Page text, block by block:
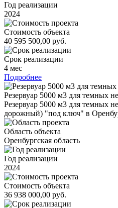
Год реализации
2024
Стоимость объекта
40 595 500,00 руб.
Срок реализации
4 мес
Подробнее
Резервуар 5000 м3 для темных
Резервуар 5000 м3 для темных
дорожный) "под ключ" в
Область объекта
Оренбургская область
Год реализации
2024
Стоимость объекта
36 938 000,00 руб.